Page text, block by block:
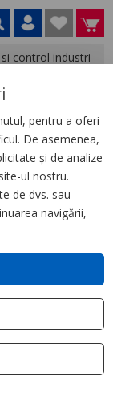
control industrial
12Vcc-
pentru a oferi
De asemenea,
și de analize
ul nostru.
de dvs. sau
navigării,